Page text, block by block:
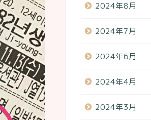
2024年8月
2024年7月
2024年6月
2024年4月
2024年3月